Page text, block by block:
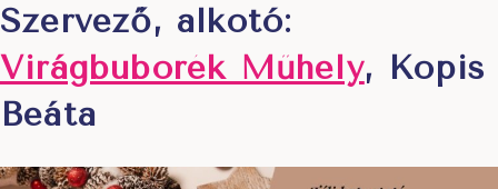
Szervező, alkotó:
Virágbuborék Műhely, Kopis
Beáta